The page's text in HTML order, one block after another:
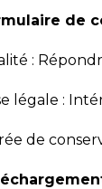
de
:
légale :
de